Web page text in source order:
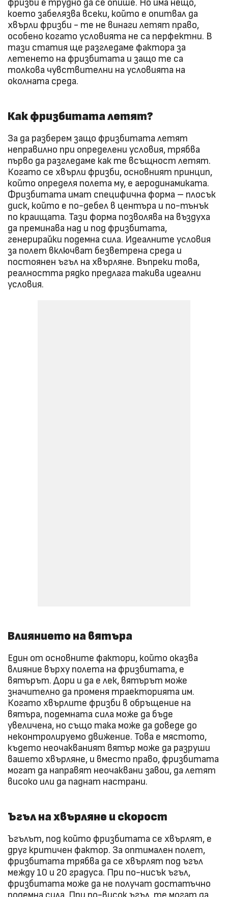
фризби е трудно да се опише. Но има нещо,
което забелязва всеки, който е опитвал да
хвърли фризби - те не винаги летят право,
особено когато условията не са перфектни. В
тази статия ще разгледаме фактора за
летенето на фризбитата и защо те са
толкова чувствителни на условията на
околната среда.
Как фризбитата летят?
За да разберем защо фризбитата летят
неправилно при определени условия, трябва
първо да разгледаме как те всъщност летят.
Когато се хвърли фризби, основният принцип,
който определя полета му, е аеродинамиката.
Фризбитата имат специфична форма – плосък
диск, който е по-дебел в центъра и по-тънък
по краищата. Тази форма позволява на въздуха
да преминава над и под фризбитата,
генерирайки подемна сила. Идеалните условия
за полет включват безветрена среда и
постоянен ъгъл на хвърляне. Въпреки това,
реалността рядко предлага такива идеални
условия.
Влиянието на вятъра
Един от основните фактори, който оказва
влияние върху полета на фризбитата, е
вятърът. Дори и да е лек, вятърът може
значително да променя траекторията им.
Когато хвърлите фризби в обръщение на
вятъра, подемната сила може да бъде
увеличена, но също така може да доведе до
неконтролируемо движение. Това е мястото,
където неочакваният вятър може да разруши
вашето хвърляне, и вместо право, фризбитата
могат да направят неочаквани завои, да летят
високо или да паднат настрани.
Ъгъл на хвърляне и скорост
Ъгълът, под който фризбитата се хвърлят, е
друг критичен фактор. За оптимален полет,
фризбитата трябва да се хвърлят под ъгъл
между 10 и 20 градуса. При по-нисък ъгъл,
фризбитата може да не получат достатъчно
подемна сила. При по-висок ъгъл, те могат да